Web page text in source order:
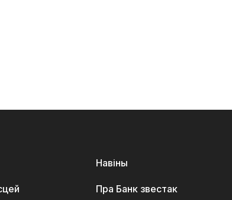
Навіны
Пра Банк звестак